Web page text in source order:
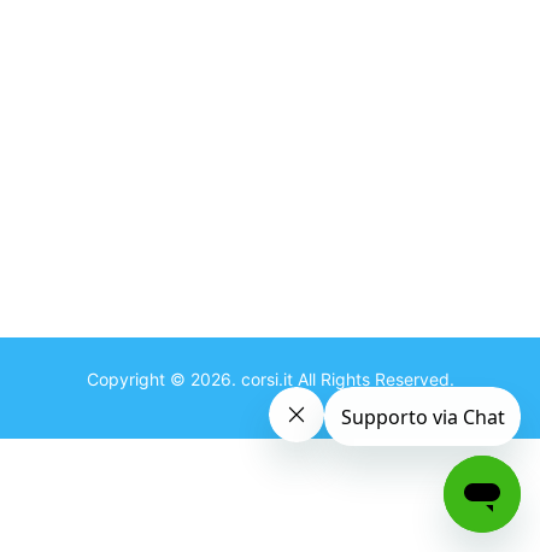
Copyright © 2026. corsi.itAll Rights Reserved.